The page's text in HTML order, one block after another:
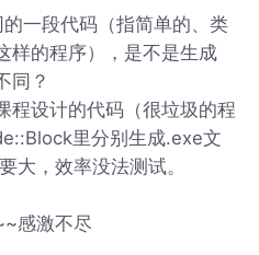
一段代码（指简单的、类
样的程序），是不是生成
同？
程设计的代码（很垃圾的程
里分别生成.exe文
大，效率没法测试。
感激不尽